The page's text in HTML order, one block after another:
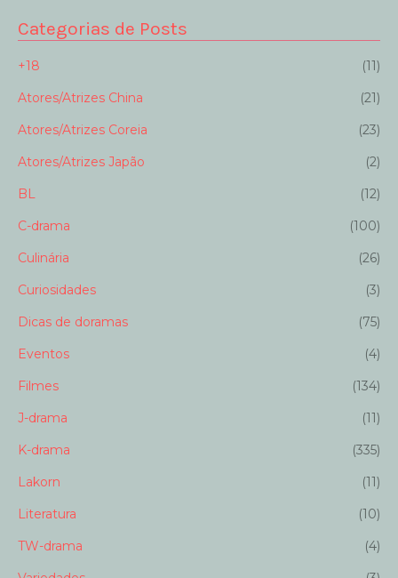
Categorias de Posts
+18
(11)
Atores/Atrizes China
(21)
Atores/Atrizes Coreia
(23)
Atores/Atrizes Japão
(2)
BL
(12)
C-drama
(100)
Culinária
(26)
Curiosidades
(3)
Dicas de doramas
(75)
Eventos
(4)
Filmes
(134)
J-drama
(11)
K-drama
(335)
Lakorn
(11)
Literatura
(10)
TW-drama
(4)